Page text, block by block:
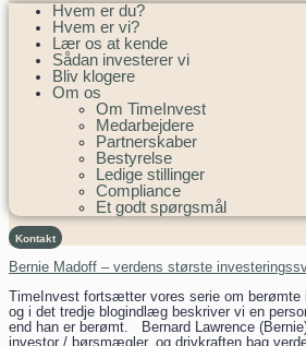
Hvem er du?
Hvem er vi?
Lær os at kende
Sådan investerer vi
Bliv klogere
Om os
Om TimeInvest
Medarbejdere
Partnerskaber
Bestyrelse
Ledige stillinger
Compliance
Et godt spørgsmål
Kontakt
Bernie Madoff – verdens største
TimeInvest fortsætter vores serie om berømte
og i det tredje blogindlæg beskriver vi en
end han er berømt. Bernard Lawrence
investor / børsmægler, og drivkraften bag